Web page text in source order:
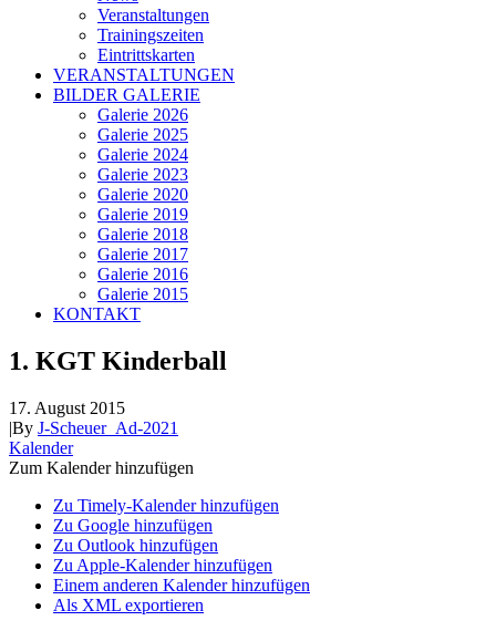
Veranstaltungen
Trainingszeiten
Eintrittskarten
VERANSTALTUNGEN
BILDER GALERIE
Galerie 2026
Galerie 2025
Galerie 2024
Galerie 2023
Galerie 2020
Galerie 2019
Galerie 2018
Galerie 2017
Galerie 2016
Galerie 2015
KONTAKT
1. KGT Kinderball
17. August 2015
|By J-Scheuer_Ad-2021
Kalender
Zum Kalender hinzufügen
Zu Timely-Kalender hinzufügen
Zu Google hinzufügen
Zu Outlook hinzufügen
Zu Apple-Kalender hinzufügen
Einem anderen Kalender hinzufügen
Als XML exportieren